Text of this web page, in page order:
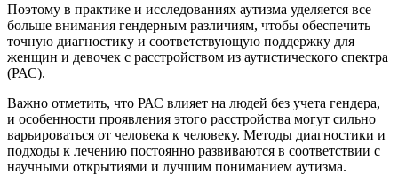
Поэтому в практике и исследованиях аутизма уделяется все
больше внимания гендерным различиям, чтобы обеспечить
точную диагностику и соответствующую поддержку для
женщин и девочек с расстройством из аутистического спектра
(РАС).
Важно отметить, что РАС влияет на людей без учета гендера,
и особенности проявления этого расстройства могут сильно
варьироваться от человека к человеку. Методы диагностики и
подходы к лечению постоянно развиваются в соответствии с
научными открытиями и лучшим пониманием аутизма.